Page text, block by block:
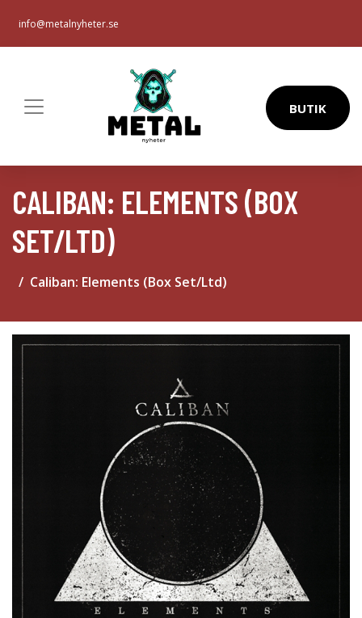
info@metalnyheter.se
BUTIK
CALIBAN: ELEMENTS (BOX
SET/LTD)
Caliban: Elements (Box Set/Ltd)